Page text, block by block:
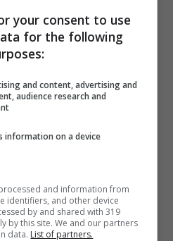
la radiazione del
l’attività
altra parte, si
la stagione finisca.
your consent to use
for the following
and content, advertising and
audience research and
information on a device
and information from
identifiers, and other device
by and shared with 319
by this site. We and our partners
data. List of partners.